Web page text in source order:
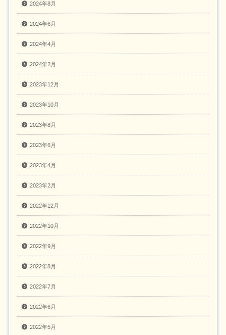
2024年8月
2024年6月
2024年4月
2024年2月
2023年12月
2023年10月
2023年8月
2023年6月
2023年4月
2023年2月
2022年12月
2022年10月
2022年9月
2022年8月
2022年7月
2022年6月
2022年5月